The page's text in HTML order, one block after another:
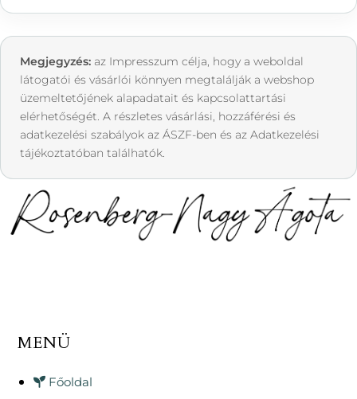
Megjegyzés: az Impresszum célja, hogy a weboldal
látogatói és vásárlói könnyen megtalálják a webshop
üzemeltetőjének alapadatait és kapcsolattartási
elérhetőségét. A részletes vásárlási, hozzáférési és
adatkezelési szabályok az ÁSZF-ben és az Adatkezelési
tájékoztatóban találhatók.
MENÜ
Főoldal